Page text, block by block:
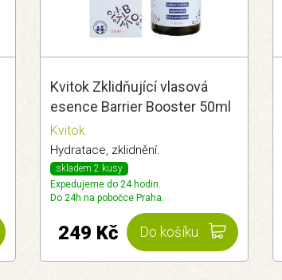
Kvitok Zklidňující vlasová
esence Barrier Booster 50ml
Kvitok
Hydratace, zklidnění.
skladem 2 kusy
Expedujeme do 24 hodin.
Do 24h na pobočce Praha.
Do košíku
249 Kč